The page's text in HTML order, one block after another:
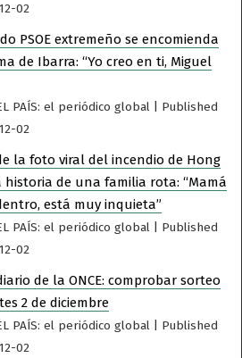
02
PSOE extremeño se encomienda
de Ibarra: “Yo creo en ti, Miguel
PAÍS: el periódico global
Published
02
la foto viral del incendio de Hong
historia de una familia rota: “Mamá
está muy inquieta”
PAÍS: el periódico global
Published
02
de la ONCE: comprobar sorteo
2 de diciembre
PAÍS: el periódico global
Published
02